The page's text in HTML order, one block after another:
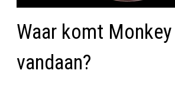
Waar komt
vandaan?